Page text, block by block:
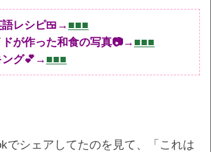
語レシピ🍱→ ■■■
ドが作った和食の写真📷→ ■■■
ング💕→ ■■■
でシェアしてたのを見て、「これは